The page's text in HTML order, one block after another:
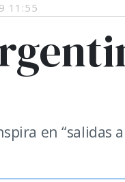
11:55
en “salidas